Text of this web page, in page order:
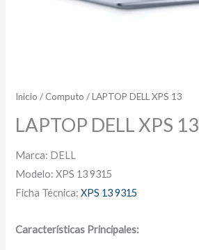
Inicio / Computo / LAPTOP DELL XPS 13
LAPTOP DELL XPS 13
Marca: DELL
Modelo: XPS 13 9315
Ficha Técnica:XPS 13 9315
Características Principales: